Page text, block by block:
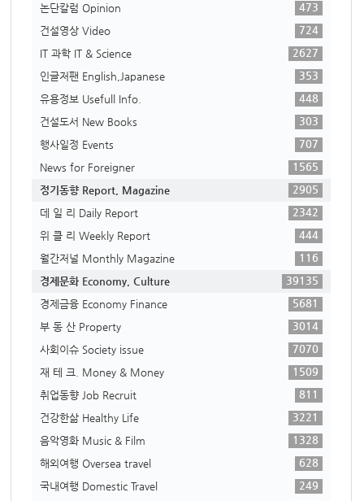
논단칼럼 Opinion
473
건설영상 Video
724
IT 과학 IT & Science
2627
인글저팬 English,Japanese
353
유용정보 Usefull Info.
448
건설도서 New Books
303
행사일정 Events
707
News for Foreigner
1565
정기동향 Report, Magazine
2905
데 일 리 Daily Report
2342
위 클 리 Weekly Report
444
월간저널 Monthly Magazine
116
경제문화 Economy, Culture
39135
경제금융 Economy Finance
5681
부 동 산 Property
3014
사회이슈 Society issue
7070
재 테 크. Money & Money
1509
취업동향 Job Recruit
811
건강한삶 Healthy Life
3221
음악영화 Music & Film
1328
해외여행 Oversea travel
628
국내여행 Domestic Travel
249